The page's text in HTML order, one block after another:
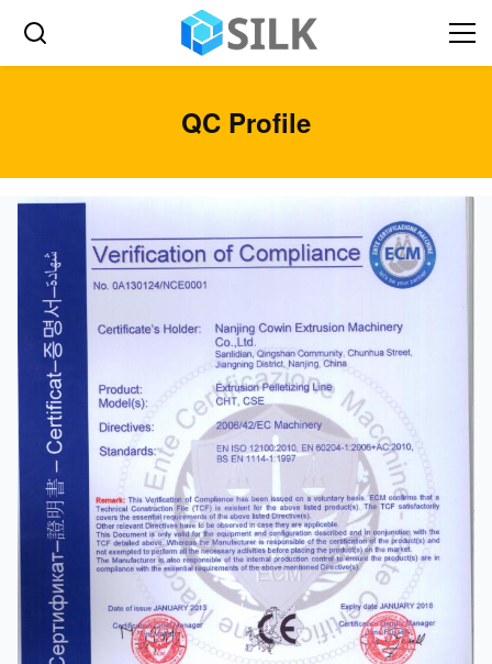
QC Profile